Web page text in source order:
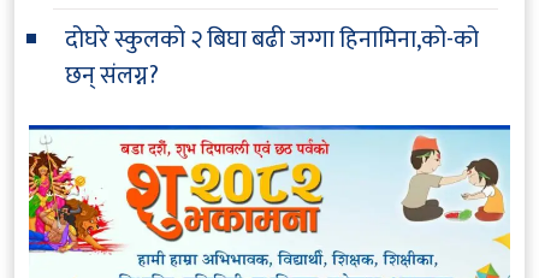
दोघरे स्कुलको २ बिघा बढी जग्गा हिनामिना,को-को
छन् संलग्न?